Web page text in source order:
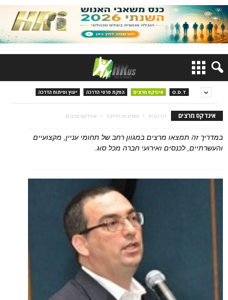
O.D.T אינדקס מרצים הפקת סרטי הדרכה יעוץ ופיתוח הדרכה
אינדקס מרצים דף הבית פתרונות הדרכה אינדקס מרצים
במדריך זה תמצאו מרצים במגוון רחב של תחומי עניין, מקצועיים
והעשרתיים, לכנסים ואירועי חברה מכל סוג.